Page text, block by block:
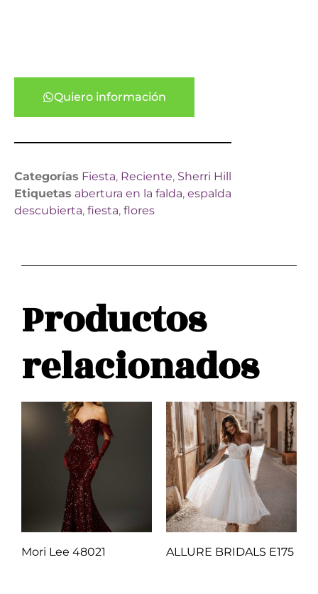
Quiero información
Categorías Fiesta, Reciente, Sherri Hill
Etiquetas abertura en la falda, espalda
descubierta, fiesta, flores
Productos
relacionados
Mori Lee 48021 ALLURE BRIDALS E175